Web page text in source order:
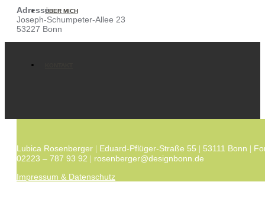
ÜBER MICH
Adresse
Joseph-Schumpeter-Allee 23
53227 Bonn
Lubica Rosenberger Eduard-Pflüger-Straße 55 53111 Bonn
02223 – 787 93 92
rosenberger@designbonn.de
Impressum & Datenschutz